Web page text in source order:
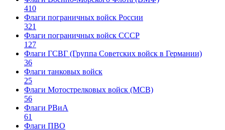
410
Флаги пограничных войск России
321
Флаги пограничных войск СССР
127
Флаги ГСВГ (Группа Советских войск в Германии)
36
Флаги танковых войск
25
Флаги Мотострелковых войск (МСВ)
56
Флаги РВиА
61
Флаги ПВО